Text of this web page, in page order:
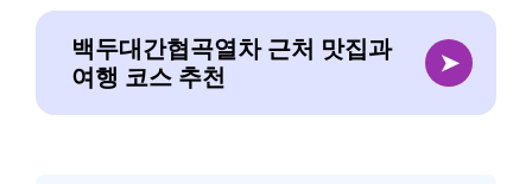
백두대간협곡열차 근처 맛집과
여행 코스 추천
➤